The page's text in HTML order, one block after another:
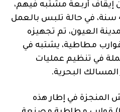
إيقاف أربعة مشتبه فيهم،
تتراوح أعمارهم بين 26 و42 سنة، في حالة تلبس بالعمل
العيون، تم تجهيزه
مطاطية، يشتبه في
في تنظيم عمليات
البحرية.
المنجزة في إطار هذه